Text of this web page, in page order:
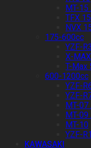
MT-15
TFX
NVX
175-600cc
YZF-
X-
T-Max
600-1200cc
YZF-
YZF-
MT-07
MT-09
MT-10
YZF-R1
KAWASAKI